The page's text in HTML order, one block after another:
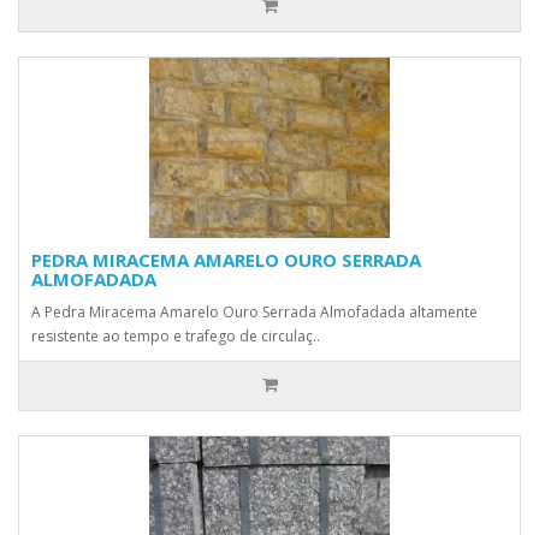
PEDRA MIRACEMA AMARELO OURO SERRADA
ALMOFADADA
A Pedra Miracema Amarelo Ouro Serrada Almofadada altamente
resistente ao tempo e trafego de circulaç..